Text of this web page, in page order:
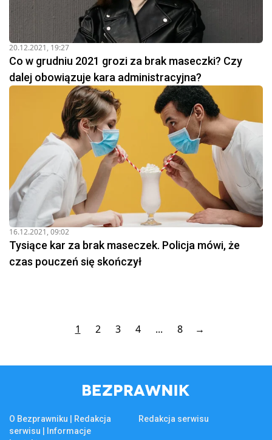
20.12.2021, 19:27
Co w grudniu 2021 grozi za brak maseczki? Czy
dalej obowiązuje kara administracyjna?
16.12.2021, 09:02
Tysiące kar za brak maseczek. Policja mówi, że
czas pouczeń się skończył
1 2 3 4 ... 8 →
O Bezprawniku | Redakcja
serwisu | Informacje
Redakcja serwisu